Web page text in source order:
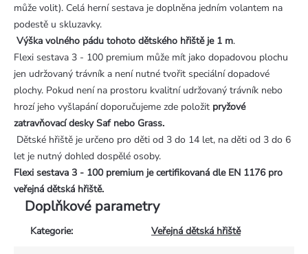
může volit). Celá herní sestava je doplněna jedním volantem na
podestě u skluzavky.
Výška volného pádu tohoto dětského hřiště je 1 m.
Flexi sestava 3 - 100 premium může mít jako dopadovou plochu
jen udržovaný trávník a není nutné tvořit speciální dopadové
plochy. Pokud není na prostoru kvalitní udržovaný trávník nebo
hrozí jeho vyšlapání doporučujeme zde položit pryžové
zatravňovací desky Saf nebo Grass.
Dětské hřiště je určeno pro děti od 3 do 14 let, na děti od 3 do 6
let je nutný dohled dospělé osoby.
Flexi sestava 3 - 100 premium je certifikovaná dle EN 1176 pro
veřejná dětská hřiště.
Doplňkové parametry
Kategorie: Veřejná dětská hřiště